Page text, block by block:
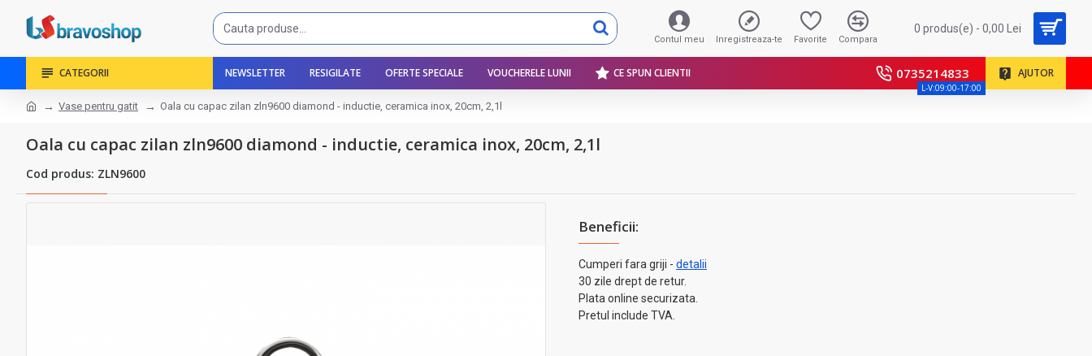
Contul meu Inregistreaza-te Favorite Compara
0 produs(e) - 0,00 Lei
CATEGORII NEWSLETTER RESIGILATE OFERTE SPECIALE VOUCHERELE LUNII CE SPUN CLIENTII 0735214833
L-V:09:00-17:00
AJUTOR
Vase pentru gatit Oala cu capac zilan zln9600 diamond - inductie, ceramica inox, 20cm, 2,1l
Oala cu capac zilan zln9600 diamond - inductie, ceramica inox, 20cm, 2,1l
Cod produs: ZLN9600
Beneficii:
Cumperi fara griji - detalii
30 zile drept de retur.
Plata online securizata.
Pretul include TVA.